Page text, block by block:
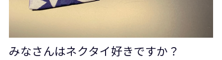
みなさんはネクタイ好きですか？